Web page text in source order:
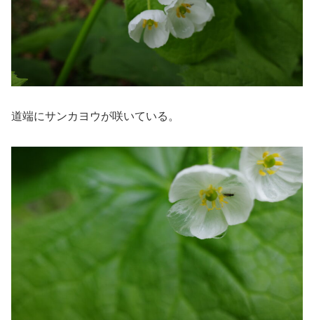
道端にサンカヨウが咲いている。